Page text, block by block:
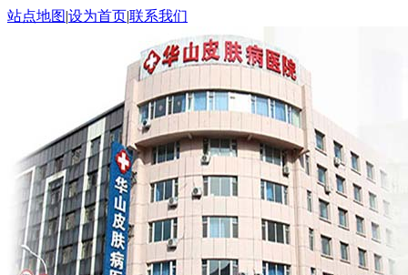
站点地图|设为首页|联系我们